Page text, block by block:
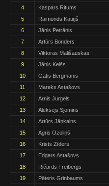
4
Kaspars Ritums
5
Raimonds Katiņš
6
Jānis Petrānis
7
Artūrs Bonders
8
Viktoras Mališauskas
9
Jānis Keišs
10
Gatis Bergmanis
11
Mareks Astašovs
12
Arnis Jurgels
13
Aleksejs Sjomins
14
Artūrs Jāņkalns
15
Agris Ozoliņš
16
Krists Zīders
17
Edgars Astašovs
18
Ričards Freibergs
19
Pēteris Grinbaums